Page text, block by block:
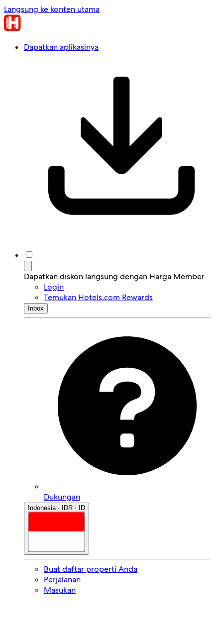
Langsung ke konten utama
Dapatkan aplikasinya
Dapatkan diskon langsung dengan Harga Member
Login
Temukan Hotels.com Rewards
Inbox
Dukungan
Indonesia · IDR · ID
Buat daftar properti Anda
Perjalanan
Masukan